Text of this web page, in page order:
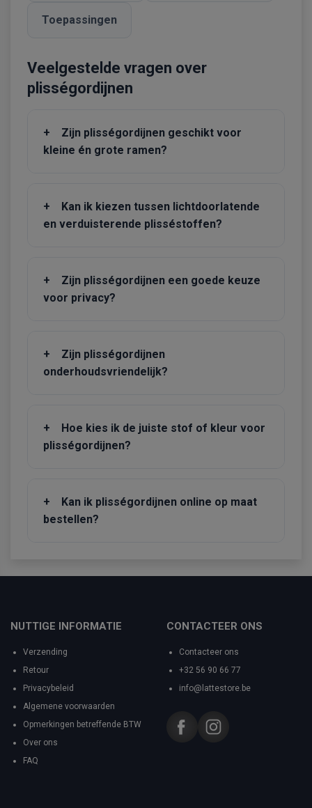
Toepassingen
Veelgestelde vragen over
plisségordijnen
+
Zijn plisségordijnen geschikt voor
kleine én grote ramen?
+
Kan ik kiezen tussen lichtdoorlatende
en verduisterende plisséstoffen?
+
Zijn plisségordijnen een goede keuze
voor privacy?
+
Zijn plisségordijnen
onderhoudsvriendelijk?
+
Hoe kies ik de juiste stof of kleur voor
plisségordijnen?
+
Kan ik plisségordijnen online op maat
bestellen?
NUTTIGE INFORMATIE
Verzending
Retour
Privacybeleid
Algemene voorwaarden
Opmerkingen betreffende BTW
Over ons
FAQ
CONTACTEER ONS
Contacteer ons
+32 56 90 66 77
info@lattestore.be